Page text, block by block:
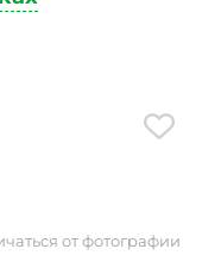
от фотографии